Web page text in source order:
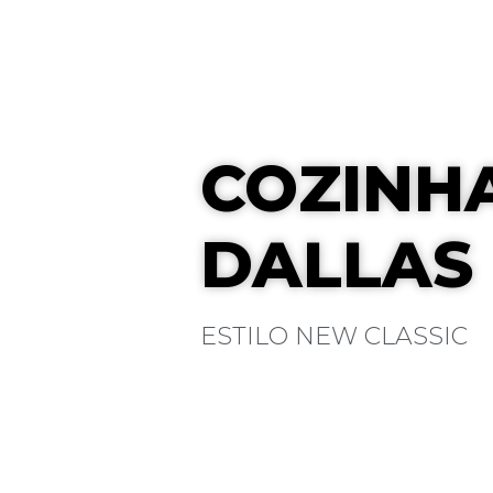
DALLAS
ESTILO NEW CLASSIC